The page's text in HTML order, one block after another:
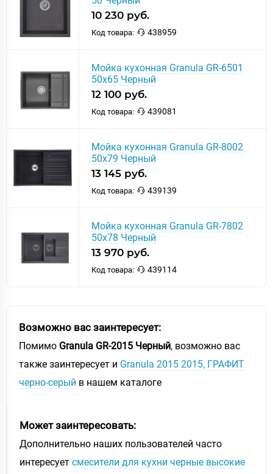
10 230 руб.
Код товара: 438959
Мойка кухонная Granula GR-6501
50х65 Черный
12 100 руб.
Код товара: 439081
Мойка кухонная Granula GR-8002
50х79 Черный
13 145 руб.
Код товара: 439139
Мойка кухонная Granula GR-7802
50х78 Черный
13 970 руб.
Код товара: 439114
Возможно вас заинтересует:
Помимо Granula GR-2015 Черный, возможно вас
также заинтересует и Granula 2015 2015, ГРАФИТ
черно-серый в нашем каталоге
Может заинтересовать:
Дополнительно наших пользователей часто
интересует смесители для кухни черные высокие